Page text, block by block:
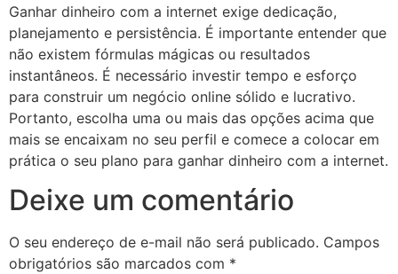
Ganhar dinheiro com a internet exige dedicação,
planejamento e persistência. É importante entender que
não existem fórmulas mágicas ou resultados
instantâneos. É necessário investir tempo e esforço
para construir um negócio online sólido e lucrativo.
Portanto, escolha uma ou mais das opções acima que
mais se encaixam no seu perfil e comece a colocar em
prática o seu plano para ganhar dinheiro com a internet.
Deixe um comentário
O seu endereço de e-mail não será publicado. Campos
obrigatórios são marcados com *